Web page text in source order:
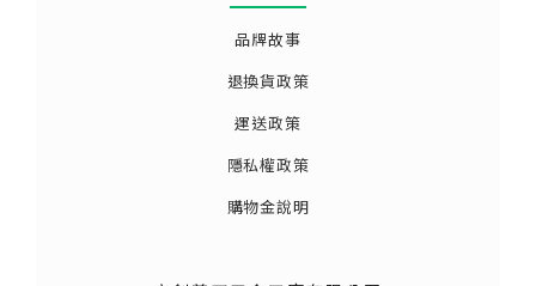
品牌故事
退換貨政策
運送政策
隱私權政策
購物金說明